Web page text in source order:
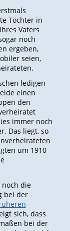
Töchter in
Vaters
noch
ergeben,
seien,
ledigen
einen
den
immer noch
Das liegt, so
um 1910
die
bei der
sich, dass
bei der